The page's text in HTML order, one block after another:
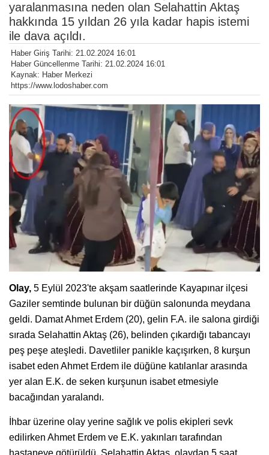
yaralanmasına neden olan Selahattin Aktaş
hakkında 15 yıldan 26 yıla kadar hapis istemi
ile dava açıldı.
Haber Giriş Tarihi: 21.02.2024 16:01
Haber Güncellenme Tarihi: 21.02.2024 16:01
Kaynak: Haber Merkezi
https://www.lodoshaber.com
Olay, 5 Eylül 2023'te akşam saatlerinde Kayapınar ilçesi
Gaziler semtinde bulunan bir düğün salonunda meydana
geldi. Damat Ahmet Erdem (20), gelin F.A. ile salona girdiği
sırada Selahattin Aktaş (26), belinden çıkardığı tabancayı
peş peşe ateşledi. Davetliler panikle kaçışırken, 8 kurşun
isabet eden Ahmet Erdem ile düğüne katılanlar arasında
yer alan E.K. de seken kurşunun isabet etmesiyle
bacağından yaralandı.
İhbar üzerine olay yerine sağlık ve polis ekipleri sevk
edilirken Ahmet Erdem ve E.K. yakınları tarafından
hastaneye götürüldü. Selahattin Aktaş, olaydan 5 saat